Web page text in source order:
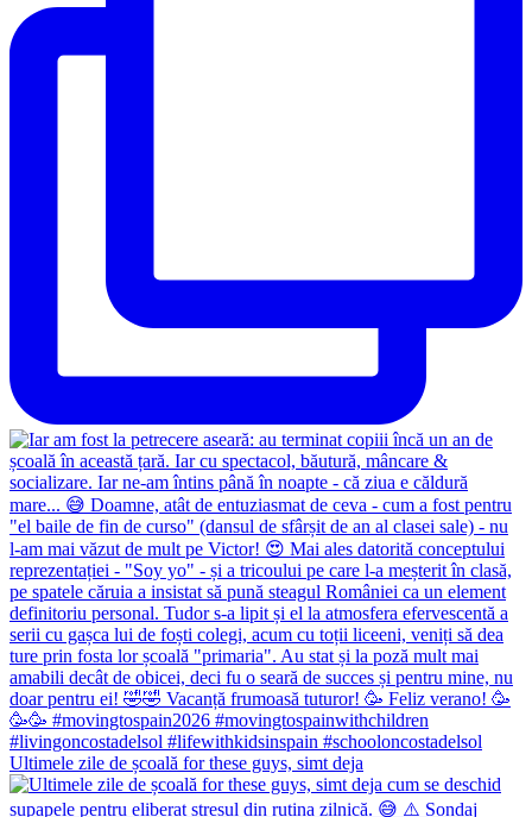
Ultimele zile de școală for these guys, simt deja